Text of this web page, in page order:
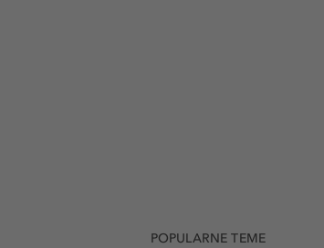
POPULARNE TEME